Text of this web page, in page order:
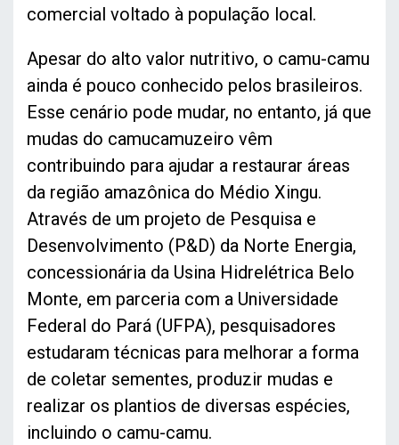
comercial voltado à população local.
Apesar do alto valor nutritivo, o camu-camu
ainda é pouco conhecido pelos brasileiros.
Esse cenário pode mudar, no entanto, já que
mudas do camucamuzeiro vêm
contribuindo para ajudar a restaurar áreas
da região amazônica do Médio Xingu.
Através de um projeto de Pesquisa e
Desenvolvimento (P&D) da Norte Energia,
concessionária da Usina Hidrelétrica Belo
Monte, em parceria com a Universidade
Federal do Pará (UFPA), pesquisadores
estudaram técnicas para melhorar a forma
de coletar sementes, produzir mudas e
realizar os plantios de diversas espécies,
incluindo o camu-camu.